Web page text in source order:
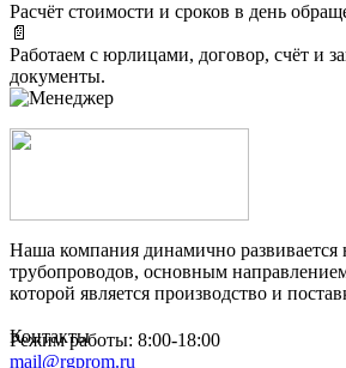
Расчёт стоимости и сроков в день
📄
Работаем с юрлицами, договор, счёт и
документы.
Наша компания динамично развивается
трубопроводов, основным
которой является производство и
Контакты
Режим работы: 8:00-18:00
mail@rgprom.ru